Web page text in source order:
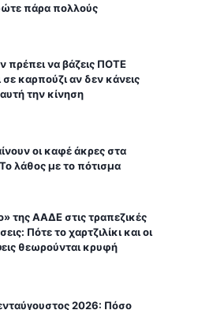
πάρα πολλούς
πρέπει να βάζεις ΠΟΤΕ
σε καρπούζι αν δεν κάνεις
την κίνηση
οι καφέ άκρες στα
λάθος με το πότισμα
της ΑΑΔΕ στις τραπεζικές
Πότε το χαρτζιλίκι και οι
θεωρούνται κρυφή
2026: Πόσο